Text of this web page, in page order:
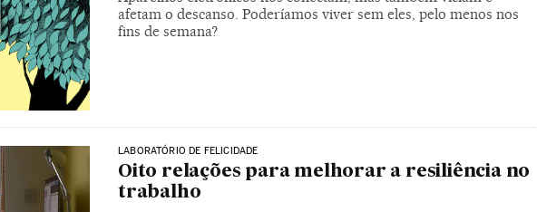
afetam o descanso. Poderíamos viver sem eles, pelo menos nos
fins de semana?
LABORATÓRIO DE FELICIDADE
Oito relações para melhorar a resiliência no
trabalho